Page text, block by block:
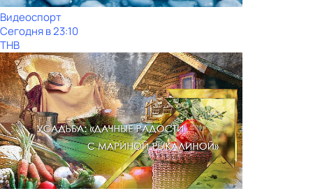
Видеоспорт
Сегодня в 23:10
ТНВ